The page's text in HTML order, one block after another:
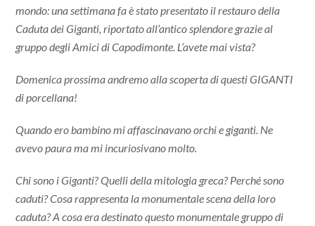
mondo: una settimana fa è stato presentato il restauro della
Caduta dei Giganti, riportato all’antico splendore grazie al
gruppo degli Amici di Capodimonte. L’avete mai vista?
Domenica prossima andremo alla scoperta di questi GIGANTI
di porcellana!
Quando ero bambino mi affascinavano orchi e giganti. Ne
avevo paura ma mi incuriosivano molto.
Chi sono i Giganti? Quelli della mitologia greca? Perché sono
caduti? Cosa rappresenta la monumentale scena della loro
caduta? A cosa era destinato questo monumentale gruppo di